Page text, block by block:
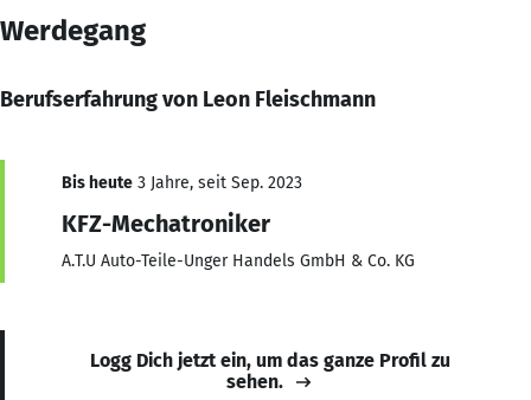
Werdegang
Berufserfahrung von Leon Fleischmann
Bis heute 3 Jahre, seit Sep. 2023
KFZ-Mechatroniker
A.T.U Auto-Teile-Unger Handels GmbH & Co. KG
Logg Dich jetzt ein, um das ganze Profil zu
sehen.